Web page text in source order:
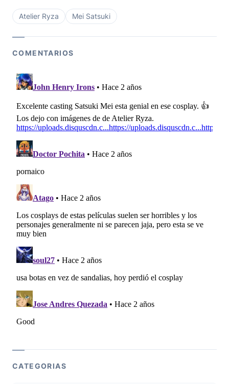
Atelier Ryza Mei Satsuki
COMENTARIOS
CATEGORIAS